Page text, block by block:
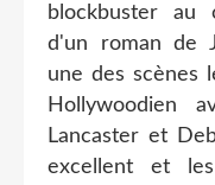
blockbuster au
d'un roman de
une des scènes
Hollywoodien
Lancaster et
excellent et